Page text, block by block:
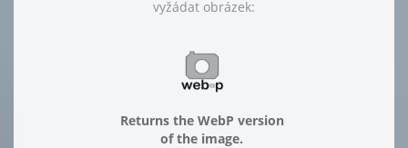
vyžádat obrázek:
Returns the WebP version
of the image.